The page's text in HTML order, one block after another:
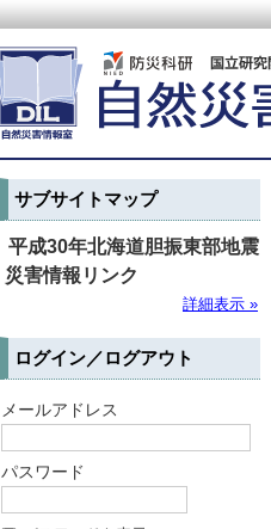
サブサイトマップ
平成30年北海道胆振東部地震
災害情報リンク
詳細表示 »
ログイン／ログアウト
メールアドレス
パスワード